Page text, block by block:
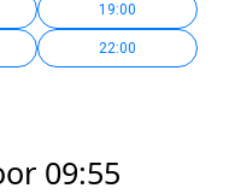
19:00
22:00
09:55